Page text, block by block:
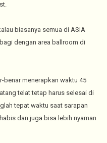
biasanya semua di ASIA
dengan area ballroom di
benar menerapkan waktu 45
telat tetap harus selesai di
tepat waktu saat sarapan
dan juga bisa lebih nyaman